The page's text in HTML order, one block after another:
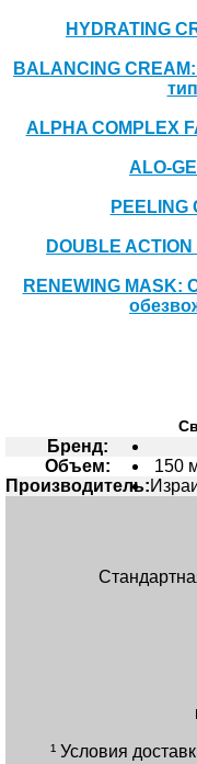
HYDRATING
BALANCING
ALPHA COMPLEX
ALO-
PEELING
DOUBLE
RENEWING
Бренд:
Объем:
150
Производитель:
¹ Условия